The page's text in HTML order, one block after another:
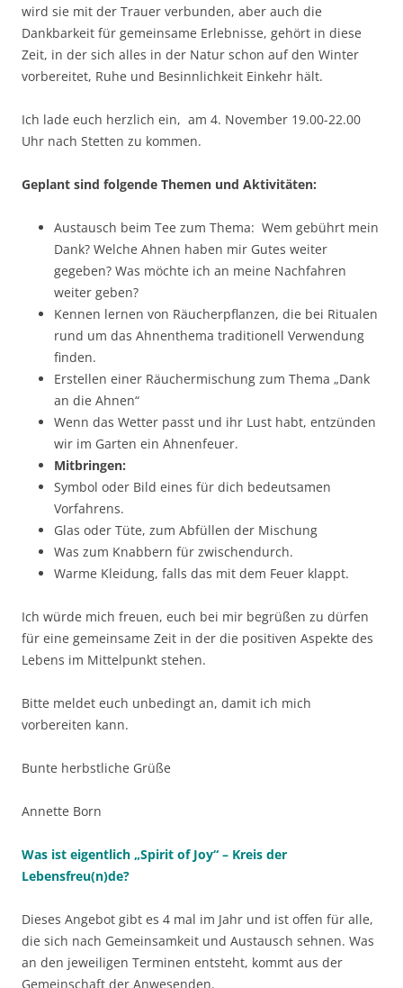
wird sie mit der Trauer verbunden, aber auch die
Dankbarkeit für gemeinsame Erlebnisse, gehört in diese
Zeit, in der sich alles in der Natur schon auf den Winter
vorbereitet, Ruhe und Besinnlichkeit Einkehr hält.
Ich lade euch herzlich ein, am 4. November 19.00-22.00
Uhr nach Stetten zu kommen.
Geplant sind folgende Themen und Aktivitäten:
Austausch beim Tee zum Thema: Wem gebührt mein
Dank? Welche Ahnen haben mir Gutes weiter
gegeben? Was möchte ich an meine Nachfahren
weiter geben?
Kennen lernen von Räucherpflanzen, die bei Ritualen
rund um das Ahnenthema traditionell Verwendung
finden.
Erstellen einer Räuchermischung zum Thema „Dank
an die Ahnen“
Wenn das Wetter passt und ihr Lust habt, entzünden
wir im Garten ein Ahnenfeuer.
Mitbringen:
Symbol oder Bild eines für dich bedeutsamen
Vorfahrens.
Glas oder Tüte, zum Abfüllen der Mischung
Was zum Knabbern für zwischendurch.
Warme Kleidung, falls das mit dem Feuer klappt.
Ich würde mich freuen, euch bei mir begrüßen zu dürfen
für eine gemeinsame Zeit in der die positiven Aspekte des
Lebens im Mittelpunkt stehen.
Bitte meldet euch unbedingt an, damit ich mich
vorbereiten kann.
Bunte herbstliche Grüße
Annette Born
Was ist eigentlich „Spirit of Joy“ – Kreis der
Lebensfreu(n)de?
Dieses Angebot gibt es 4 mal im Jahr und ist offen für alle,
die sich nach Gemeinsamkeit und Austausch sehnen. Was
an den jeweiligen Terminen entsteht, kommt aus der
Gemeinschaft der Anwesenden.